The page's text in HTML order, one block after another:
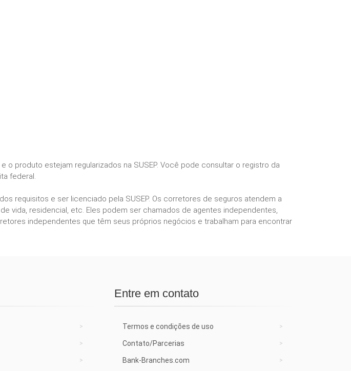
produto estejam regularizados na SUSEP. Você pode consultar o registro da
federal.
requisitos e ser licenciado pela SUSEP. Os corretores de seguros atendem a
vida, residencial, etc. Eles podem ser chamados de agentes independentes,
independentes que têm seus próprios negócios e trabalham para encontrar
Entre em contato
Termos e condições de uso
Contato/Parcerias
Bank-Branches.com